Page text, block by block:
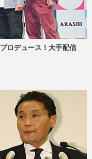
ロデュース！大手配信